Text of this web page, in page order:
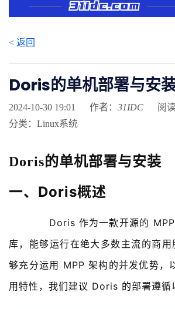
< 返回
Doris的单机部署与安
2024-10-30 19:01 作者： 31IDC 阅
分类：Linux系统
Doris的单机部署与安装
一、Doris概述
Doris 作为一款开源的 MPP
库，能够运行在绝大多数主流的商
够充分运用 MPP 架构的并发优势
用特性，我们建议 Doris 的部署遵循